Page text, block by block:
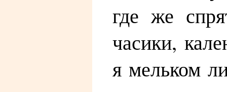
где же
часики,
я мельком